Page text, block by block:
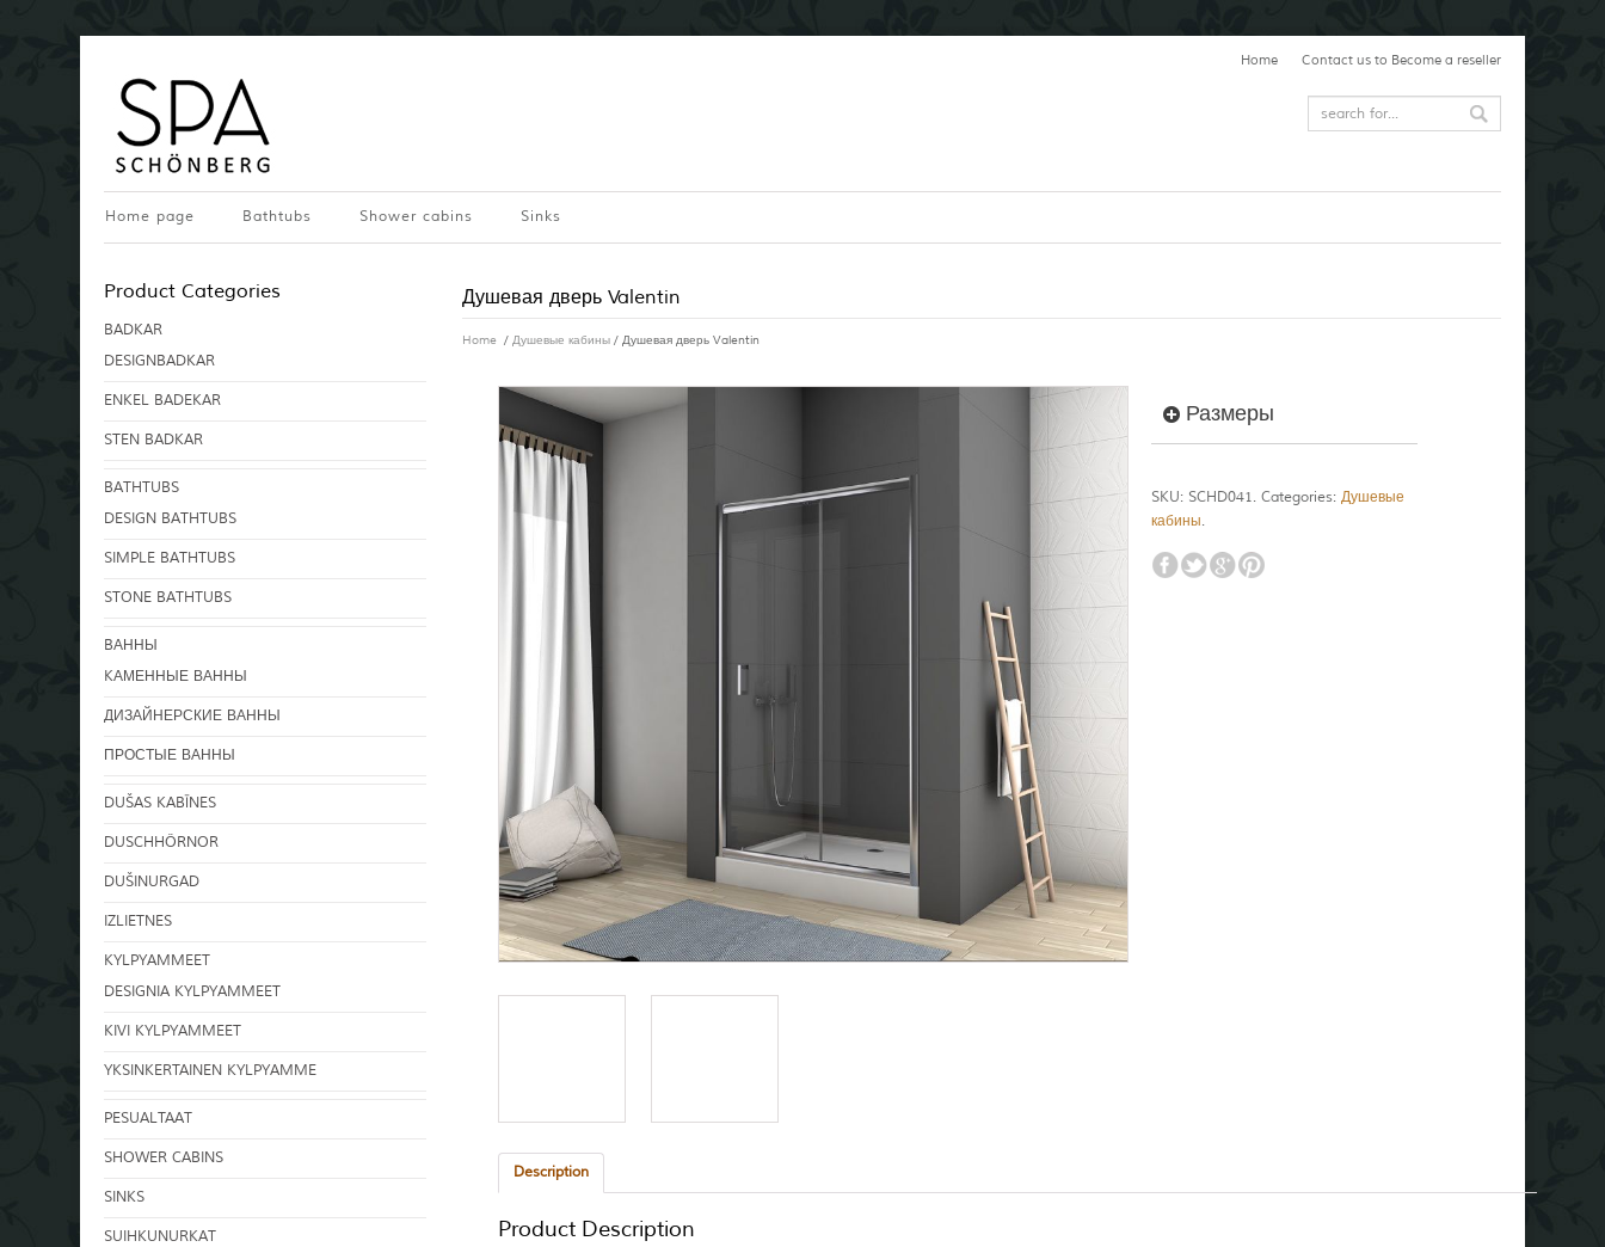
Home Contact us to Become a reseller
Home page Bathtubs Shower cabins Sinks
Душевая дверь Valentin
Home / Душевые кабины / Душевая дверь Valentin
Размеры
SKU: SCHD041. Categories:Душевые
кабины.
Description
Product Description
Product Categories
BADKAR
DESIGNBADKAR
ENKEL BADEKAR
STEN BADKAR
BATHTUBS
DESIGN BATHTUBS
SIMPLE BATHTUBS
STONE BATHTUBS
BАННЫ
KАМЕННЫЕ ВАННЫ
ДИЗАЙНЕРСКИЕ ВАННЫ
ПРОСТЫЕ ВАННЫ
DUŠAS KABĪNES
DUSCHHÖRNOR
DUŠINURGAD
IZLIETNES
KYLPYAMMEET
DESIGNIA KYLPYAMMEET
KIVI KYLPYAMMEET
YKSINKERTAINEN KYLPYAMME
PESUALTAAT
SHOWER CABINS
SINKS
SUIHKUNURKAT